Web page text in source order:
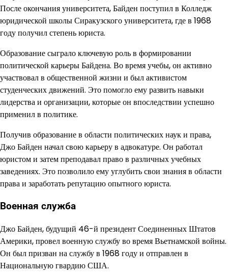
После окончания университета, Байден поступил в Колледж
юридической школы Сиракузского университета, где в 1968
году получил степень юриста.
Образование сыграло ключевую роль в формировании
политической карьеры Байдена. Во время учебы, он активно
участвовал в общественной жизни и был активистом
студенческих движений. Это помогло ему развить навыки
лидерства и организации, которые он впоследствии успешно
применил в политике.
Получив образование в области политических наук и права,
Джо Байден начал свою карьеру в адвокатуре. Он работал
юристом и затем преподавал право в различных учебных
заведениях. Это позволило ему углубить свои знания в области
права и заработать репутацию опытного юриста.
Военная служба
Джо Байден, будущий 46-й президент Соединенных Штатов
Америки, провел военную службу во время Вьетнамской войны.
Он был призван на службу в 1968 году и отправлен в
Национальную гвардию США.